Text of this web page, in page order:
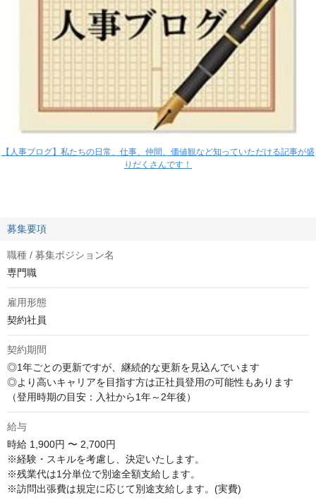
【人事ブログ】私たちの日常、仕事、仲間、価値観など知っていただける記事が盛
りだくさんです！
募集要項
職種 / 募集ポジション名
専門職
雇用形態
契約社員
契約期間
◎1年ごとの更新ですが、継続的な更新を見込んでいます
◎より高いキャリアを目指す方は正社員登用の可能性もあります
（登用時期の目安：入社から1年～2年後）
給与
時給 1,900円 〜 2,700円
※経験・スキルを考慮し、決定いたします。
※残業代は1分単位で別途全額支給します。
※訪問出張費は規定に応じて別途支給します。(実費)